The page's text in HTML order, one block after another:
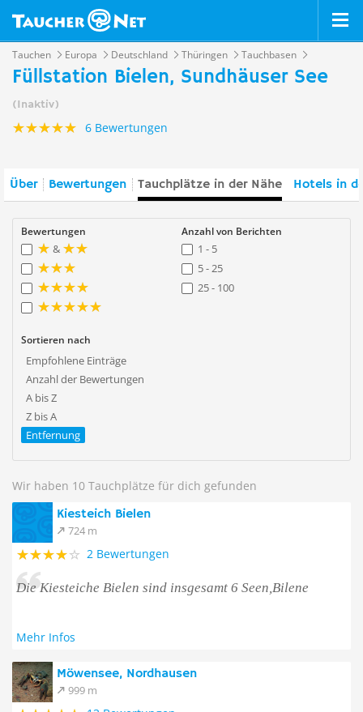
Tauchen Europa Deutschland Thüringen Tauchbasen
Füllstation Bielen, Sundhäuser See
(Inaktiv)
6 Bewertungen
Über Bewertungen Tauchplätze in der Nähe Hotels in
Bewertungen
&
Anzahl von Berichten
1 - 5
5 - 25
25 - 100
Sortieren nach
Empfohlene Einträge
Anzahl der Bewertungen
A bis Z
Z bis A
Entfernung
Wir haben 10 Tauchplätze für dich gefunden
Kiesteich Bielen
724 m
2 Bewertungen
Die Kiesteiche Bielen sind insgesamt 6 Seen,Bilene
Mehr Infos
Möwensee, Nordhausen
999 m